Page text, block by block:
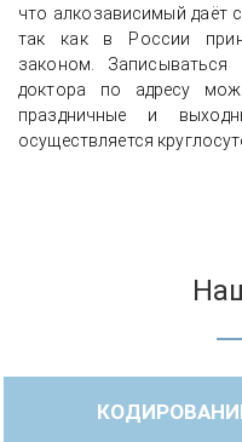
что алкозависимый даёт
так как в России
законом.
доктора по адресу
праздничные и
осуществляется